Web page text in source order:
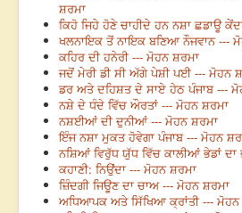
ਸ਼ਰਮਾ
ਕਿਹੋ ਜਿਹੇ ਹੋਣੇ ਚਾਹੀਦੇ ਹਨ ਨਸ਼ਾ ਛਡਾਊ
ਖਲਨਾਇਕ ਤੋਂ ਨਾਇਕ ਬਣਿਆ ਨੌਜਵਾਨ ---
ਕਹਿਰ ਦੀ ਹਨੇਰੀ --- ਮੋਹਨ ਸ਼ਰਮਾ
ਜਦੋਂ ਮੇਰੀ ਡੀ ਸੀ ਅੱਗੇ ਪੇਸ਼ੀ ਪਈ --- ਮੋਹਨ
ਡਰ ਅਤੇ ਦਹਿਸ਼ਤ ਦੇ ਸਾਏ ਹੇਠ ਪੰਜਾਬ ---
ਨਸ਼ੇ ਦੇ ਧੰਦੇ ਵਿੱਚ ਔਰਤਾਂ --- ਮੋਹਨ ਸ਼ਰਮਾ
ਨਸ਼ਈਆਂ ਦੀ ਦੁਨੀਆਂ --- ਮੋਹਨ ਸ਼ਰਮਾ
ਇੰਜ ਨਸ਼ਾ ਮੁਕਤ ਹੋਵੇਗਾ ਪੰਜਾਬ --- ਮੋਹਨ
ਨਸ਼ਿਆਂ ਵਿਰੁੱਧ ਯੁੱਧ ਵਿੱਚ ਕਾਲੀਆਂ ਭੇਡਾਂ
ਕਹਾਣੀ: ਨਿਉਂਦਾ --- ਮੋਹਨ ਸ਼ਰਮਾ
ਜ਼ਿੰਦਗੀ ਜਿਊਣ ਦਾ ਚਾਅ --- ਮੋਹਨ ਸ਼ਰਮਾ
ਅਧਿਆਪਕ ਅਤੇ ਸਿੱਖਿਆ ਕ੍ਰਾਂਤੀ --- ਮੋਹਨ